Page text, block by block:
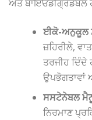
ਅਤੇ ਬਾਇਓਡੀਗ੍ਰੇਡੇਬਲ
ਈਕੋ-ਅਨੁਕੂਲ
ਜ਼ਹਿਰੀਲੇ,
ਤਰਜੀਹ ਦਿੰਦੇ
ਉਪਭੋਗਤਾਵਾਂ
ਸਸਟੇਨੇਬਲ
ਨਿਰਮਾਣ